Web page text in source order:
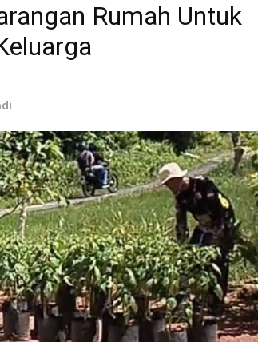
Rumah Untuk